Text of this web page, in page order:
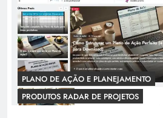
PLANO DE AÇÃO E PLANEJAMENTO
PRODUTOS RADAR DE PROJETOS